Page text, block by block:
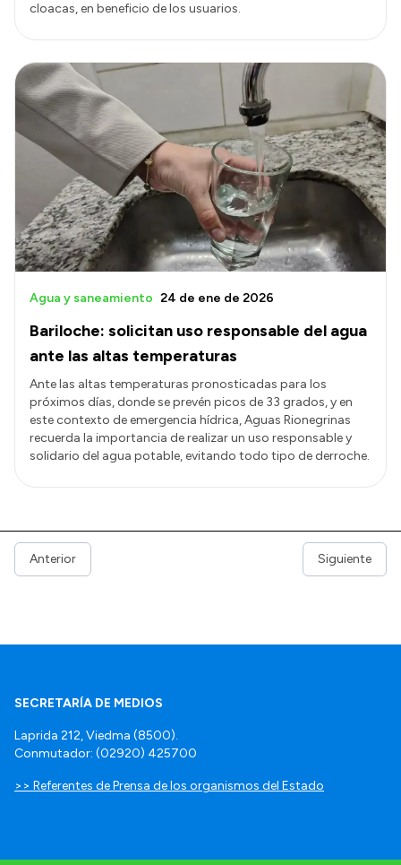
cloacas, en beneficio de los usuarios.
Bariloche: solicitan uso responsable del agua
ante las altas temperaturas
Agua y saneamiento 24 de ene de 2026
Ante las altas temperaturas pronosticadas para los
próximos días, donde se prevén picos de 33 grados, y en
este contexto de emergencia hídrica, Aguas Rionegrinas
recuerda la importancia de realizar un uso responsable y
solidario del agua potable, evitando todo tipo de derroche.
Anterior Siguiente
SECRETARÍA DE MEDIOS
Laprida 212, Viedma (8500).
Conmutador: (02920) 425700
>> Referentes de Prensa de los organismos del Estado